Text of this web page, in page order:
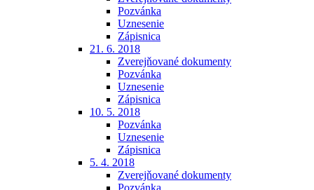
Pozvánka
Uznesenie
Zápisnica
21. 6. 2018
Zverejňované dokumenty
Pozvánka
Uznesenie
Zápisnica
10. 5. 2018
Pozvánka
Uznesenie
Zápisnica
5. 4. 2018
Zverejňované dokumenty
Pozvánka